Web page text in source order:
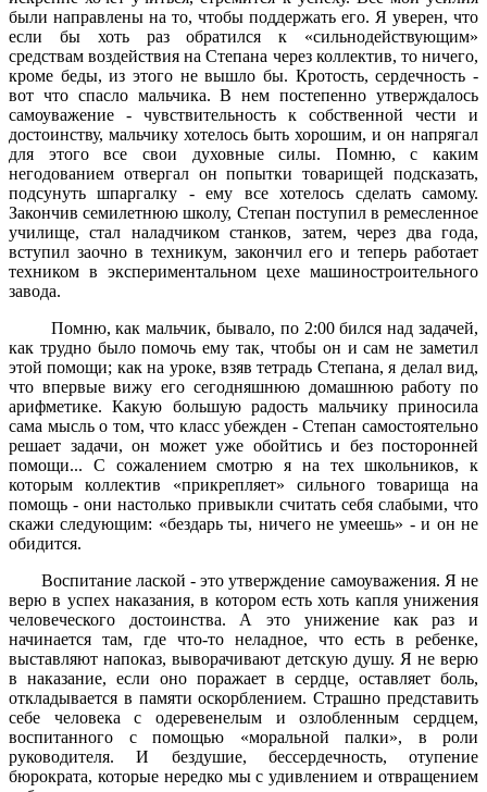
были направлены на то, чтобы поддержать его. Я уверен, что
если бы хоть раз обратился к «сильнодействующим»
средствам воздействия на Степана через коллектив, то ничего,
кроме беды, из этого не вышло бы. Кротость, сердечность -
вот что спасло мальчика. В нем постепенно утверждалось
самоуважение - чувствительность к собственной чести и
достоинству, мальчику хотелось быть хорошим, и он напрягал
для этого все свои духовные силы. Помню, с каким
негодованием отвергал он попытки товарищей подсказать,
подсунуть шпаргалку - ему все хотелось сделать самому.
Закончив семилетнюю школу, Степан поступил в ремесленное
училище, стал наладчиком станков, затем, через два года,
вступил заочно в техникум, закончил его и теперь работает
техником в экспериментальном цехе машиностроительного
завода.
Помню, как мальчик, бывало, по 2:00 бился над задачей,
как трудно было помочь ему так, чтобы он и сам не заметил
этой помощи; как на уроке, взяв тетрадь Степана, я делал вид,
что впервые вижу его сегодняшнюю домашнюю работу по
арифметике. Какую большую радость мальчику приносила
сама мысль о том, что класс убежден - Степан самостоятельно
решает задачи, он может уже обойтись и без посторонней
помощи... С сожалением смотрю я на тех школьников, к
которым коллектив «прикрепляет» сильного товарища на
помощь - они настолько привыкли считать себя слабыми, что
скажи следующим: «бездарь ты, ничего не умеешь» - и он не
обидится.
Воспитание лаской - это утверждение самоуважения. Я не
верю в успех наказания, в котором есть хоть капля унижения
человеческого достоинства. А это унижение как раз и
начинается там, где что-то неладное, что есть в ребенке,
выставляют напоказ, выворачивают детскую душу. Я не верю
в наказание, если оно поражает в сердце, оставляет боль,
откладывается в памяти оскорблением. Страшно представить
себе человека с одеревенелым и озлобленным сердцем,
воспитанного с помощью «моральной палки», в роли
руководителя. И бездушие, бессердечность, отупение
бюрократа, которые нередко мы с удивлением и отвращением